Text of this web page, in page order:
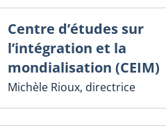
Centre d’études sur
l’intégration et la
mondialisation (CEIM)
Michèle Rioux, directrice